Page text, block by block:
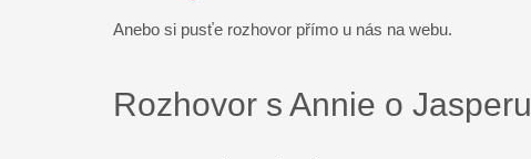
Anebo si pusťe rozhovor přímo u nás na webu.
Rozhovor s Annie o Jasperu